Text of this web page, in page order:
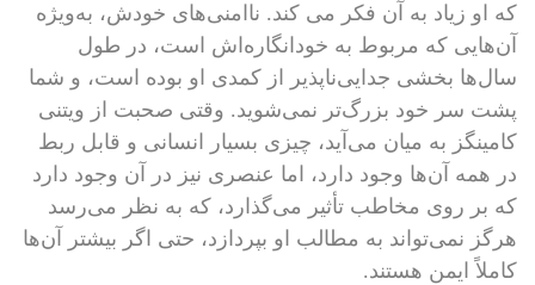
که او زیاد به آن فکر می کند. ناامنی‌های خودش، به‌ویژه
آن‌هایی که مربوط به خودانگاره‌اش است، در طول
سال‌ها بخشی جدایی‌ناپذیر از کمدی او بوده است، و شما
پشت سر خود بزرگ‌تر نمی‌شوید. وقتی صحبت از ویتنی
کامینگز به میان می‌آید، چیزی بسیار انسانی و قابل ربط
در همه آن‌ها وجود دارد، اما عنصری نیز در آن وجود دارد
که بر روی مخاطب تأثیر می‌گذارد، که به نظر می‌رسد
هرگز نمی‌تواند به مطالب او بپردازد، حتی اگر بیشتر آن‌ها
کاملاً ایمن هستند.